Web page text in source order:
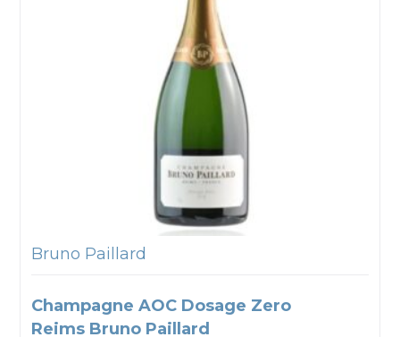
Bruno Paillard
Champagne AOC Dosage Zero
Reims Bruno Paillard